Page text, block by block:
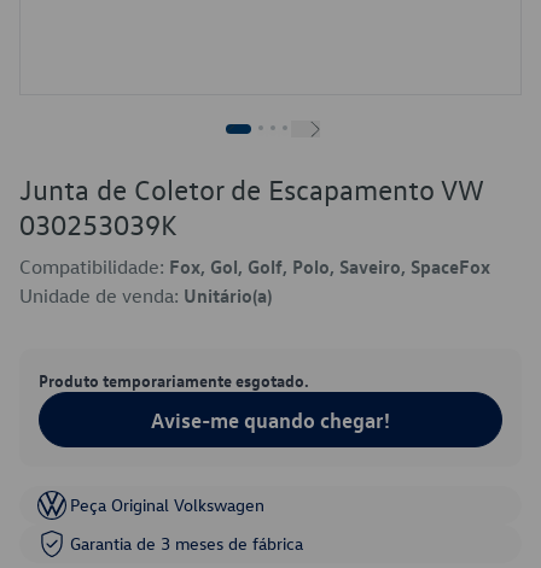
Junta de Coletor de Escapamento VW
030253039K
Compatibilidade: Fox, Gol, Golf, Polo, Saveiro, SpaceFox
Unidade de venda: Unitário(a)
Produto temporariamente esgotado.
Avise-me quando chegar!
Peça Original Volkswagen
Garantia de 3 meses de fábrica